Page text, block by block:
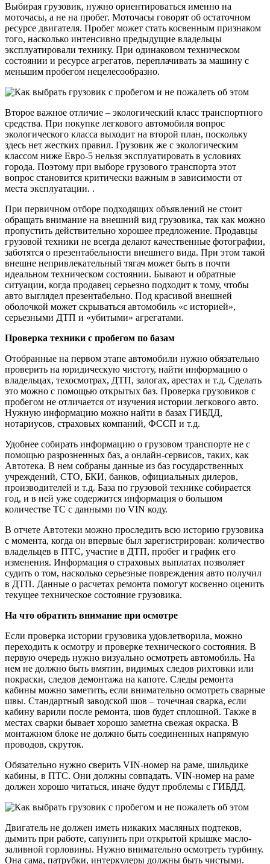
Выбирая грузовик, нужно ориентироваться именно на
моточасы, а не на пробег. Моточасы говорят об остаточном
ресурсе двигателя. Пробег может стать косвенным признаком
того, насколько интенсивно предыдущие владельцы
эксплуатировали технику. При одинаковом техническом
состоянии и ресурсе агрегатов, переплачивать за машину с
меньшим пробегом нецелесообразно.
Второе важное отличие – экологический класс транспортного
средства. При покупке легкового автомобиля вопрос
экологического класса выходит на второй план, поскольку
здесь нет жестких правил. Грузовик же с экологическим
классом ниже Евро-5 нельзя эксплуатировать в условиях
города. Поэтому при выборе грузового транспорта этот
вопрос становится критически важным в зависимости от
места эксплуатации. .
При первичном отборе подходящих объявлений не стоит
обращать внимание на внешний вид грузовика, так как можно
пропустить действительно хорошее предложение. Продавцы
грузовой техники не всегда делают качественные фотографии,
заботятся о презентабельности внешнего вида. При этом такой
внешне непривлекательный тягач может быть в почти
идеальном техническом состоянии. Бывают и обратные
ситуации, когда продавец серьезно подходит к тому, чтобы
авто выглядел презентабельно. Под красивой внешней
оболочкой может скрываться автомобиль «с историей»,
серьезными ДТП и «убитыми» агрегатами.
Проверка техники с пробегом по базам
Отобранные на первом этапе автомобили нужно обязательно
проверить на юридическую чистоту, найти информацию о
владельцах, техосмотрах, ДТП, залогах, арестах и т.д. Сделать
это можно с помощью открытых баз. Проверка грузовиков с
пробегом не отличается от изучения истории легкового авто.
Нужную информацию можно найти в базах ГИБДД,
нотариусов, страховых компаний, ФССП и т.д.
Удобнее собирать информацию о грузовом транспорте не с
помощью разрозненных баз, а онлайн-сервисов, таких, как
Автотека. В нем собраны данные из баз государственных
учреждений, СТО, БКИ, банков, официальных дилеров,
производителей и т.д. База по грузовой технике собирается
год, и в ней уже содержится информация о большом
количестве ТС с данными по VIN коду.
В отчете Автотеки можно проследить всю историю грузовика
с момента, когда он впервые был зарегистрирован: количество
владельцев в ПТС, участие в ДТП, пробег и график его
изменения. Информация о страховых выплатах позволяет
судить о том, насколько серьезные повреждения авто получил
в ДТП. Данные о расчетах ремонта помогут косвенно оценить
текущее техническое состояние грузовика.
На что обратить внимание при осмотре
Если проверка истории грузовика удовлетворила, можно
переходить к осмотру и проверке технического состояния. В
первую очередь нужно визуально осмотреть автомобиль. На
нем не должно быть вмятин, видимых следов рихтовки или
покраски, следов демонтажа на капоте. Следы ремонта
кабины можно заметить, если внимательно осмотреть сварные
швы. Стандартный заводской шов – точечная сварка, если
кабину варили после ремонта, шов будет сплошной. Также в
местах сварки бывает хорошо заметна свежая окраска. В
монтажном блоке не должно быть соединенных напрямую
проводов, скруток.
Обязательно нужно сверить VIN-номер на раме, шильдике
кабины, в ПТС. Они должны совпадать. VIN-номер на раме
должен хорошо читаться, иначе будут проблемы с ГИБДД.
Двигатель не должен иметь никаких масляных подтеков,
дымить при работе, сапунить при открытой крышке масло-
заливной горловины. Нужно внимательно осмотреть турбину.
Она сама, патрубки, интеркулеры должны быть чистыми.